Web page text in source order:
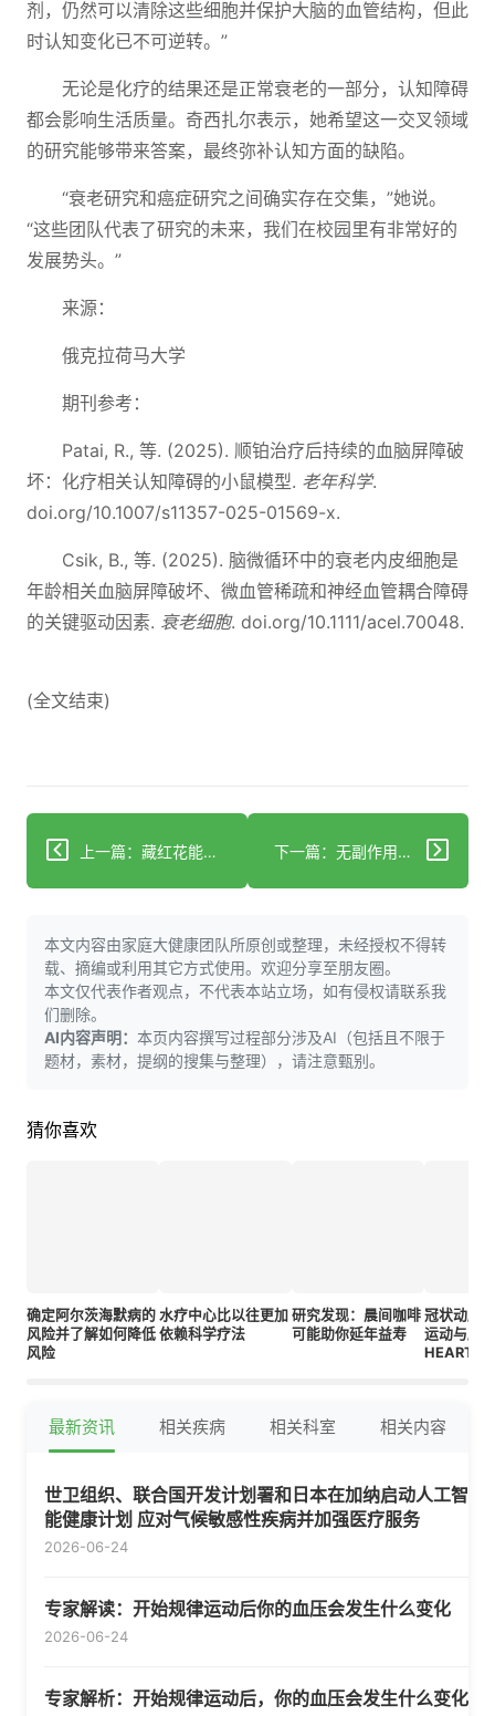
剂，仍然可以清除这些细胞并保护大脑的血管结构，但此
时认知变化已不可逆转。”
无论是化疗的结果还是正常衰老的一部分，认知障碍
都会影响生活质量。奇西扎尔表示，她希望这一交叉领域
的研究能够带来答案，最终弥补认知方面的缺陷。
“衰老研究和癌症研究之间确实存在交集，”她说。
“这些团队代表了研究的未来，我们在校园里有非常好的
发展势头。”
来源：
俄克拉荷马大学
期刊参考：
Patai, R., 等. (2025). 顺铂治疗后持续的血脑屏障破
坏：化疗相关认知障碍的小鼠模型. 老年科学.
doi.org/10.1007/s11357-025-01569-x.
Csik, B., 等. (2025). 脑微循环中的衰老内皮细胞是
年龄相关血脑屏障破坏、微血管稀疏和神经血管耦合障碍
的关键驱动因素. 衰老细胞. doi.org/10.1111/acel.70048.
(全文结束)
上一篇：藏红花能否治疗阿尔茨海默病和抑郁症？ 下一篇：无副作用的Ozempic？新药被誉为减肥领域的游戏规则改变者
本文内容由家庭大健康团队所原创或整理，未经授权不得转
载、摘编或利用其它方式使用。欢迎分享至朋友圈。
本文仅代表作者观点，不代表本站立场，如有侵权请联系我
们删除。
AI内容声明： 本页内容撰写过程部分涉及AI（包括且不限于
题材，素材，提纲的搜集与整理），请注意甄别。
猜你喜欢
确定阿尔茨海默病的
风险并了解如何降低
风险
水疗中心比以往更加
依赖科学疗法
研究发现：晨间咖啡
可能助你延年益寿
冠状动脉
运动与脑
HEART-
最新资讯 相关疾病 相关科室 相关内容
世卫组织、联合国开发计划署和日本在加纳启动人工智
能健康计划 应对气候敏感性疾病并加强医疗服务
2026-06-24
专家解读：开始规律运动后你的血压会发生什么变化
2026-06-24
专家解析：开始规律运动后，你的血压会发生什么变化